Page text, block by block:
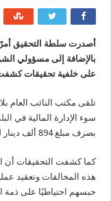
أصدرت سلطة التحقيق
بالإضافة إلى مسؤولي
على خلفية تحقيقات
تلقى مكتب النائب العام
سوء الإدارة المالية في
بصرف مبلغ 894 ألف دينار ليبي بطريقة غير قانونية ومخالفة للتشريعات.
كما كشفت التحقيقات أن
هذه المخالفات وتعقيد
حبسهم احتياطيًا على ذمة